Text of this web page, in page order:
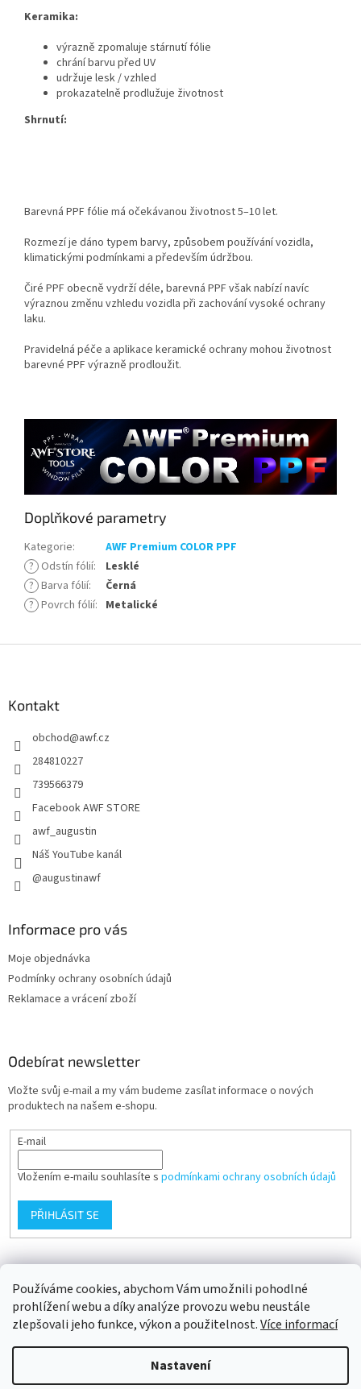
Používáme cookies, abychom Vám umožnili pohodlné
prohlížení webu a díky analýze provozu webu neustále
zlepšovali jeho funkce, výkon a použitelnost.Více informací
Nastavení
Keramika:
výrazně zpomaluje stárnutí fólie
chrání barvu před UV
udržuje lesk / vzhled
prokazatelně prodlužuje životnost
Shrnutí:
Barevná PPF fólie má očekávanou životnost 5–10 let.
Rozmezí je dáno typem barvy, způsobem používání vozidla,
klimatickými podmínkami a především údržbou.
Čiré PPF obecně vydrží déle, barevná PPF však nabízí navíc
výraznou změnu vzhledu vozidla při zachování vysoké ochrany
laku.
Pravidelná péče a aplikace keramické ochrany mohou životnost
barevné PPF výrazně prodloužit.
Doplňkové parametry
Kategorie:
AWF Premium COLOR PPF
? Odstín fólií:
Lesklé
? Barva fólií:
Černá
? Povrch fólií: Metalické
Kontakt
obchod@awf.cz
284810227
739566379
Facebook AWF STORE
awf_augustin
Náš YouTube kanál
@augustinawf
Informace pro vás
Moje objednávka
Podmínky ochrany osobních údajů
Reklamace a vrácení zboží
Odebírat newsletter
Vložte svůj e-mail a my vám budeme zasílat informace o nových
produktech na našem e-shopu.
E-mail
Vložením e-mailu souhlasíte s podmínkami ochrany osobních údajů
PŘIHLÁSIT SE
Vytvořil Shoptet